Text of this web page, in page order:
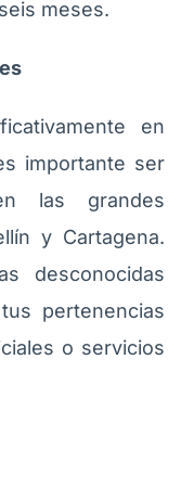
meses.
en
importante ser
las grandes
y Cartagena.
desconocidas
pertenencias
o servicios